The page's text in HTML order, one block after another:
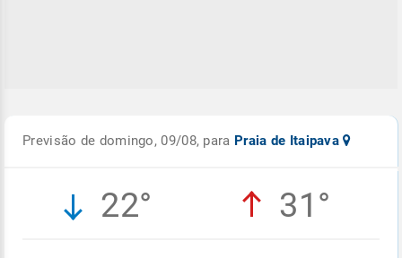
Previsão de domingo, 09/08, para Praia de Itaipava
22° 31°